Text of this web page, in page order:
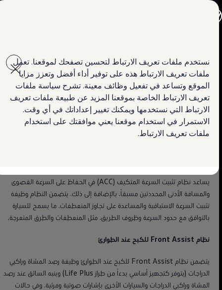
نستخدم ملفات تعريف الارتباط لتحسين تصفحك لموقعنا. تعمل
ملفات تعريف الارتباط هذه على توفير أداء أفضل وتعزز مزايا
الموقع وتساعد في تفعيل وظائف معينة. تشرح سياسة ملفات
تعريف الارتباط الخاصة بموقعنا المزيد عن طبيعة ملفات تعريف
الارتباط التي نستخدمها ويمكنك تغيير إعداداتك في أي وقت.
الاستمرار في استخدام موقعنا يعني موافقتك على استخدام
ملفات تعريف الارتباط.
main
content
footer
تي روك
تيغوان
تيرامونت
طوارق
أماروك الجديدة
كادي كارغو
كرافتر
العروض
السيارات المستعملة
لمالكي وأصحاب السيارة
حب من نوع آخر
استكشاف الميزات
احجز تجربة القيادة
نظام تثبيت السرعة المتكيف ACC ونظام Front Assist
للكبح عند الطوارئ
الحفاظ على المسافة مع
السيارات الأخرى في الأمام. الالتزام
يساعد نظام تثبيت السرعة المتكيف (ACC) في الحفاظ على السرعة القصوى
والمسافة الأدنى المحددتين مسبقاً. بالإضافة إلى ذلك، يتضمن النظام وظيفة
تثبيت السرعة الاستباقية والمساعدة على تجاوز المنعطفات، ما يسمح للسيارة
بالتوافق مع حدود السرعة وظروف الطريق، مثل المنعطفات والطرق المتعرجة.
نظام Front Assist للكبح عند الطوارئ
يتضمن نظام Front Assist للكبح عند الطوارئ وظيفة رصد المشاة وراكبي
الدراجات (يتوفر كتجهيز أساسي بدءاً من طراز Life Plus) وينبه السائق عند رصد
المشاة وراكبي الدراجات والسيارات الأخرى بإشارات صوتية ومرئية. وفي حالات